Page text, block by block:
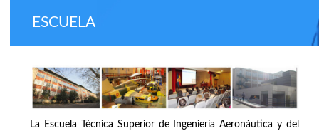
ESCUELA
La Escuela Técnica Superior de Ingeniería Aeronáutica y del